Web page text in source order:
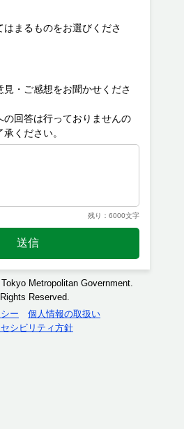
まるものをお選びくださ
・ご感想をお聞かせくださ
回答は行っておりませんの
残り：6000文字
送信
Metropolitan Government.
Reserved.
ー
個人情報の取扱い
シビリティ方針